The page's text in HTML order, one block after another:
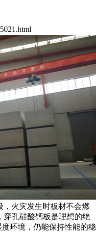
，火灾发生时板材不会燃
穿孔硅酸钙板是理想的绝
环境，仍能保持性能的稳